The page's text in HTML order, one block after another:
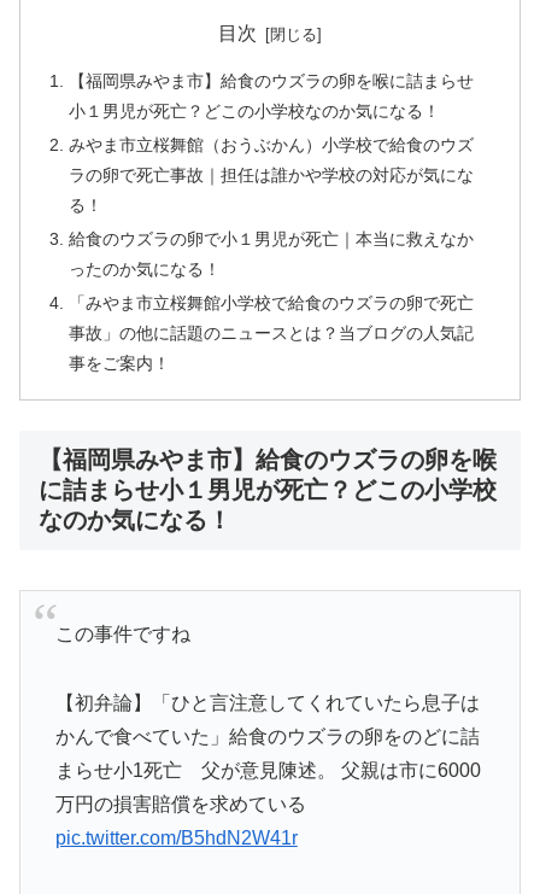
目次
【福岡県みやま市】給食のウズラの卵を喉に詰まらせ
小１男児が死亡？どこの小学校なのか気になる！
みやま市立桜舞館（おうぶかん）小学校で給食のウズ
ラの卵で死亡事故｜担任は誰かや学校の対応が気にな
る！
給食のウズラの卵で小１男児が死亡｜本当に救えなか
ったのか気になる！
「みやま市立桜舞館小学校で給食のウズラの卵で死亡
事故」の他に話題のニュースとは？当ブログの人気記
事をご案内！
【福岡県みやま市】給食のウズラの卵を喉
に詰まらせ小１男児が死亡？どこの小学校
なのか気になる！
この事件ですね
【初弁論】「ひと言注意してくれていたら息子は
かんで食べていた」給食のウズラの卵をのどに詰
まらせ小1死亡 父が意見陳述。 父親は市に6000
万円の損害賠償を求めている
pic.twitter.com/B5hdN2W41r